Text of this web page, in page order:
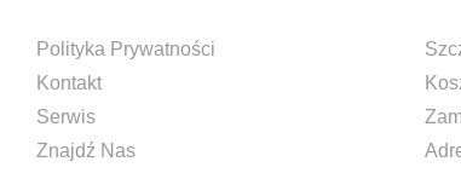
Polityka Prywatności
Kontakt
Serwis
Znajdź Nas